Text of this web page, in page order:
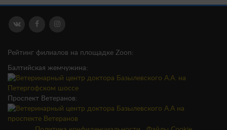
Рейтинг филиалов на площадке Zoon:
Балтийская жемчужина:
Проспект Ветеранов: